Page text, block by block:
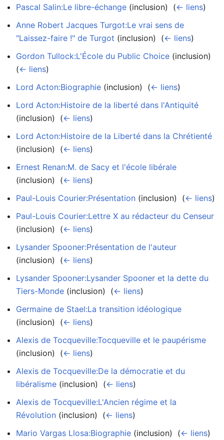
Pascal Salin:Le libre-échange (inclusion) ‎ (← liens)
Anne Robert Jacques Turgot:Le vrai sens de
"Laissez-faire !" de Turgot (inclusion) ‎ (← liens)
Gordon Tullock:L'École du Public Choice (inclusion) ‎
(← liens)
Lord Acton:Biographie (inclusion) ‎ (← liens)
Lord Acton:Histoire de la liberté dans l'Antiquité
(inclusion) ‎ (← liens)
Lord Acton:Histoire de la Liberté dans la Chrétienté
(inclusion) ‎ (← liens)
Ernest Renan:M. de Sacy et l'école libérale
(inclusion) ‎ (← liens)
Paul-Louis Courier:Présentation (inclusion) ‎ (← liens)
Paul-Louis Courier:Lettre X au rédacteur du Censeur
(inclusion) ‎ (← liens)
Lysander Spooner:Présentation de l'auteur
(inclusion) ‎ (← liens)
Lysander Spooner:Lysander Spooner et la dette du
Tiers-Monde (inclusion) ‎ (← liens)
Germaine de Stael:La transition idéologique
(inclusion) ‎ (← liens)
Alexis de Tocqueville:Tocqueville et le paupérisme
(inclusion) ‎ (← liens)
Alexis de Tocqueville:De la démocratie et du
libéralisme (inclusion) ‎ (← liens)
Alexis de Tocqueville:L'Ancien régime et la
Révolution (inclusion) ‎ (← liens)
Mario Vargas Llosa:Biographie (inclusion) ‎ (← liens)